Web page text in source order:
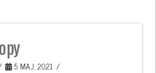
5 MAJ, 2021